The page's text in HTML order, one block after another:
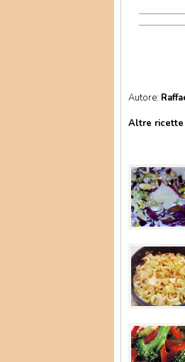
Autore:
Altre ricette